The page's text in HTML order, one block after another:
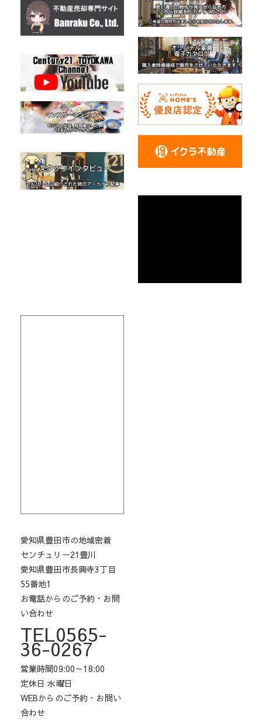
愛知県豊田市の地域密着
センチュリー21豊川
愛知県豊田市長興寺3丁目
55番地1
お電話からのご予約・お問
い合わせ
TEL0565-
36-0267
営業時間09:00～18:00
定休日 水曜日
WEBからのご予約・お問い
合わせ